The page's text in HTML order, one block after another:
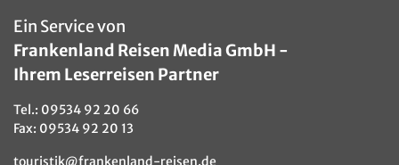
Ein Service von
Frankenland Reisen Media GmbH -
Ihrem Leserreisen Partner
Tel.: 09534 92 20 66
Fax: 09534 92 20 13